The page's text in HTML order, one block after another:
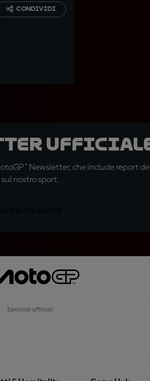
CONDIVIDI
ufficiale
Newsletter, che include report
sul nostro sport.
Sponsor ufficiali